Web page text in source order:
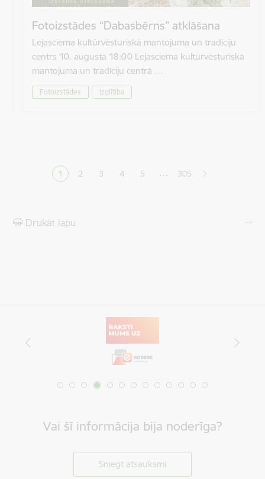
Fotoizstādes “Dabasbērns” atklāšana
Lejasciema kultūrvēsturiskā mantojuma un tradīciju
centrs 10. augustā 18:00 Lejasciema kultūrvēsturiskā
mantojuma un tradīciju centrā …
Fotoizstādes Izglītība
Pašreizējā lapa
1 Lapa
2 Lapa
3 Lapa
4 Lapa
5 … 305
Drukāt lapu
Vai šī informācija bija noderīga?
Sniegt atsauksmi